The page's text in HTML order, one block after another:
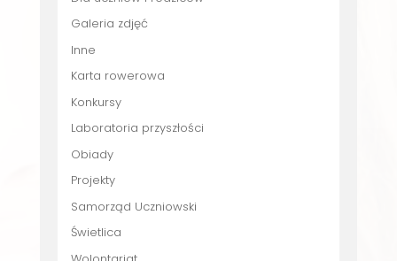
Galeria zdjęć
Inne
Karta rowerowa
Konkursy
Laboratoria przyszłości
Obiady
Projekty
Samorząd Uczniowski
Świetlica